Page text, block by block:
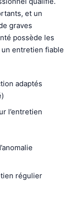
et un
graves
possède les
entretien fiable
adaptés
l’entretien
régulier